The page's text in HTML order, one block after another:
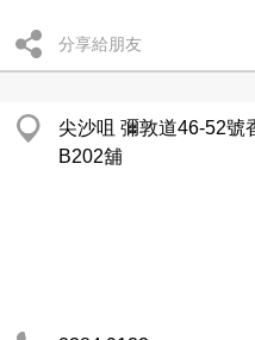
分享給朋友
尖沙咀 彌敦道46-52號
B202舖